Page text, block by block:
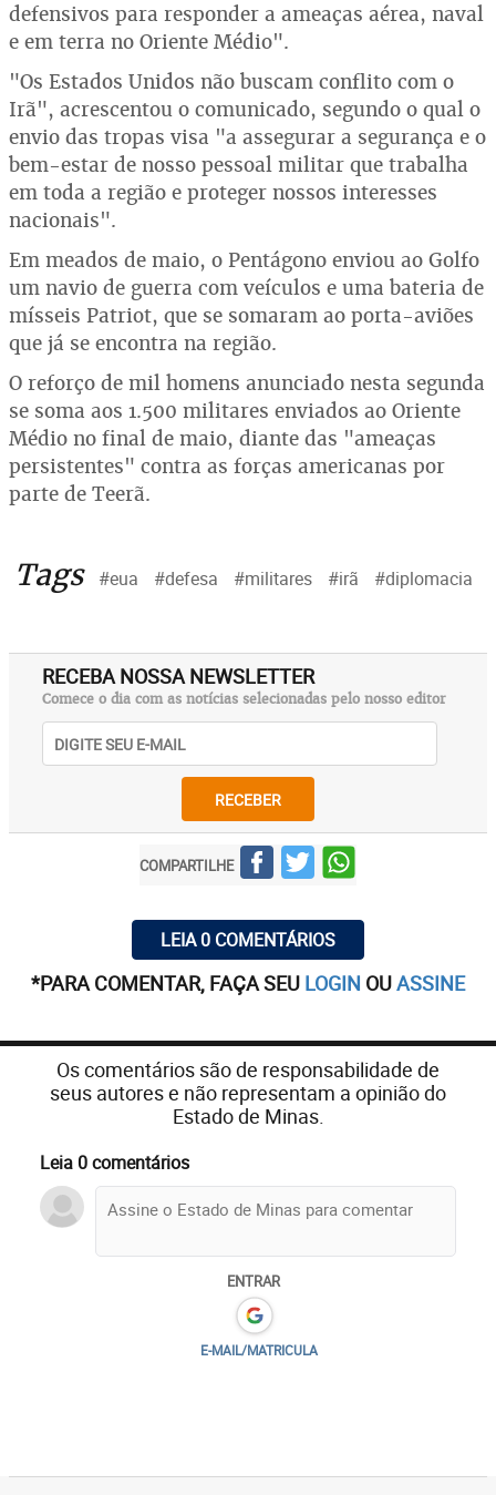
defensivos para responder a ameaças aérea, naval
e em terra no Oriente Médio".
"Os Estados Unidos não buscam conflito com o
Irã", acrescentou o comunicado, segundo o qual o
envio das tropas visa "a assegurar a segurança e o
bem-estar de nosso pessoal militar que trabalha
em toda a região e proteger nossos interesses
nacionais".
Em meados de maio, o Pentágono enviou ao Golfo
um navio de guerra com veículos e uma bateria de
mísseis Patriot, que se somaram ao porta-aviões
que já se encontra na região.
O reforço de mil homens anunciado nesta segunda
se soma aos 1.500 militares enviados ao Oriente
Médio no final de maio, diante das "ameaças
persistentes" contra as forças americanas por
parte de Teerã.
Tags #eua #defesa #militares #irã #diplomacia
RECEBA NOSSA NEWSLETTER
Comece o dia com as notícias selecionadas pelo nosso editor
RECEBER
COMPARTILHE
LEIA 0 COMENTÁRIOS
*PARA COMENTAR, FAÇA SEU LOGIN OUASSINE
Os comentários são de responsabilidade de
seus autores e não representam a opinião do
Estado de Minas.
Leia 0 comentários
ENTRAR
E-MAIL/MATRICULA